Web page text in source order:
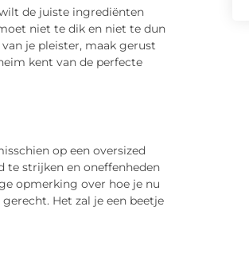
de juiste ingrediënten
niet te dik en niet te dun
je pleister, maak gerust
kent van de perfecte
op een oversized
te strijken en oneffenheden
opmerking over hoe je nu
Het zal je een beetje